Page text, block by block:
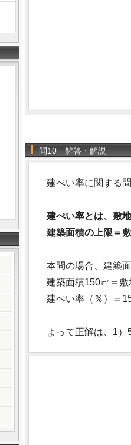
問10 解答・解説
建ぺい率に関する問
建ぺい率とは、敷
建築面積の上限＝
本問の場合、建築
建築面積150㎡＝
建ぺい率（％）＝
よって正解は、1）